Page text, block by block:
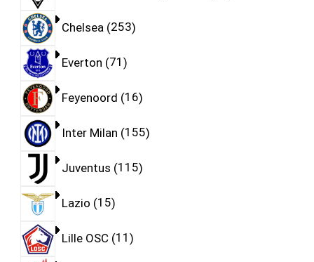
Chelsea 253
Everton 71
Feyenoord 16
Inter Milan 155
Juventus 115
Lazio 15
Lille OSC 11